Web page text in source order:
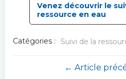
Venez découvrir le
ressource en eau
Catégories : Suivi de la
← Article